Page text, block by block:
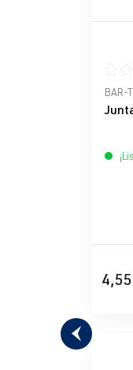
BAR-